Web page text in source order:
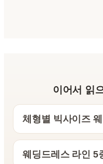
이어서 읽
체형별 빅사이즈
웨딩드레스 라인 5